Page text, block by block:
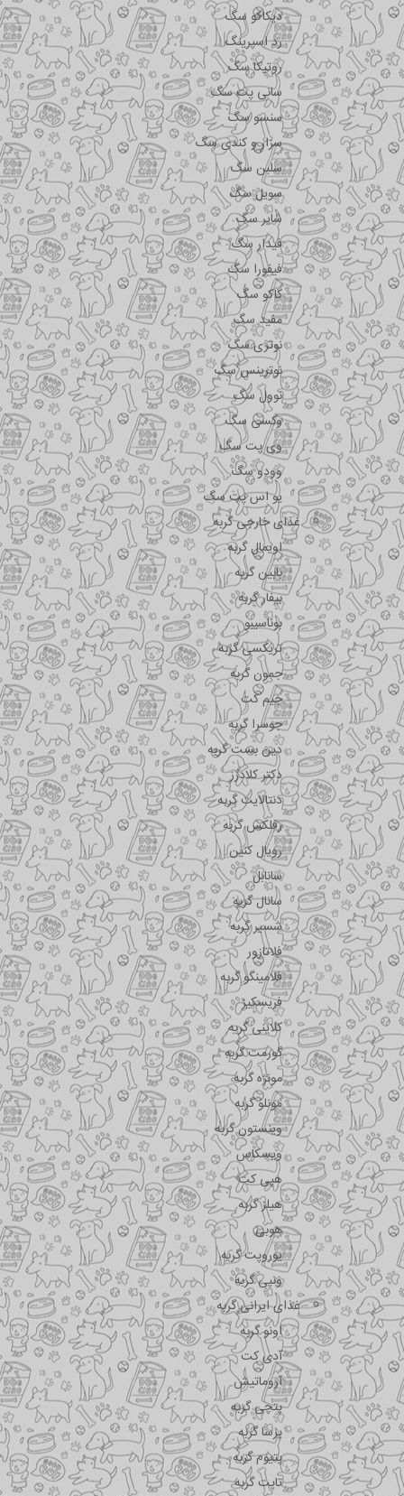
دیکاکو سگ
رد اسپرینگ
روتیکا سگ
سانی پت سگ
سنسو سگ
سزار و کندی سگ
سلبن سگ
سویل سگ
شایر سگ
فیدار سگ
فیفورا سگ
کاکو سگ
مفید سگ
نوتری سگ
نوترینس سگ
نوول سگ
وکسی سگ
وی پت سگ
وودو سگ
یو اس پت سگ
غذای خارجی گربه
اویمال گربه
بابین گربه
بیفار گربه
بوناسیبو
تریکسی گربه
جمون گربه
جیم کت
جوسرا گربه
دین بست گربه
دکتر کلادرز
دنتالایت گربه
رفلکس گربه
رویال کنین
سانابل
سانال گربه
شسیر گربه
فلاتازور
فلامینگو گربه
فریسکیز
کلاینی گربه
گورمت گربه
مونژه گربه
مونلو گربه
وینستون گربه
ویسکاس
هپی کت
هیلز گربه
هوبی
یوروپت گربه
ونپی گربه
غذای ایرانی گربه
اونو گربه
آدی کت
آروماتیش
پتچی گربه
پرسا گربه
پتیوم گربه
تاپت گربه